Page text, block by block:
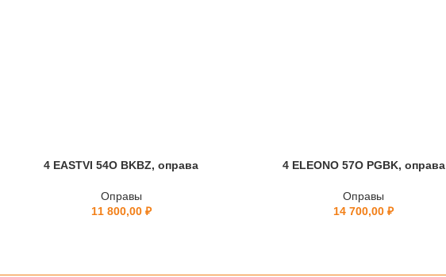
4 EASTVI 54O BKBZ, оправа
Оправы
11 800,00 ₽
4 ELEONO 57O PGBK, оправа
Оправы
14 700,00₽